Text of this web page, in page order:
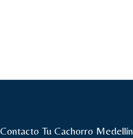
Contacto Tu Cachorro Medellín